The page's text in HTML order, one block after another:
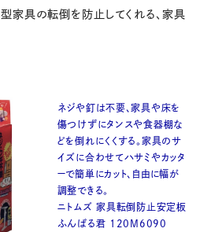
家具の転倒を防止してくれる、家具
ネジや釘は不要、家具や床を
傷つけずにタンスや食器棚な
どを倒れにくくする。家具のサ
イズに合わせてハサミやカッタ
ーで簡単にカット、自由に幅が
調整できる。
ニトムズ 家具転倒防止安定板
ふんばる君 120M6090